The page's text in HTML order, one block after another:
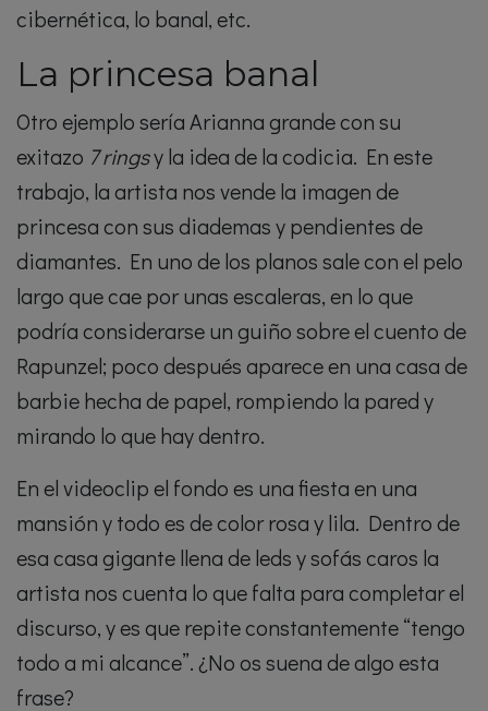
cibernética, lo banal, etc.
La princesa banal
Otro ejemplo sería Arianna grande con su
exitazo 7 ringsy la idea de la codicia. En este
trabajo, la artista nos vende la imagen de
princesa con sus diademas y pendientes de
diamantes. En uno de los planos sale con el pelo
largo que cae por unas escaleras, en lo que
podría considerarse un guiño sobre el cuento de
Rapunzel; poco después aparece en una casa de
barbie hecha de papel, rompiendo la pared y
mirando lo que hay dentro.
En el videoclip el fondo es una fiesta en una
mansión y todo es de color rosa y lila. Dentro de
esa casa gigante llena de leds y sofás caros la
artista nos cuenta lo que falta para completar el
discurso, y es que repite constantemente “tengo
todo a mi alcance”. ¿No os suena de algo esta
frase?